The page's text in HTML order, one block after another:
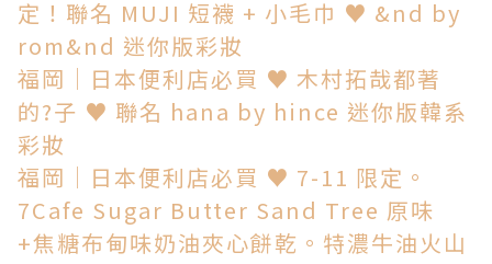
定！聯名 MUJI 短襪 + 小毛巾 ♥ &nd by
rom&nd 迷你版彩妝
福岡│日本便利店必買 ♥ 木村拓哉都著
的?子 ♥ 聯名 hana by hince 迷你版韓系
彩妝
福岡│日本便利店必買 ♥ 7-11 限定。
7Cafe Sugar Butter Sand Tree 原味
+焦糖布甸味奶油夾心餅乾。特濃牛油火山